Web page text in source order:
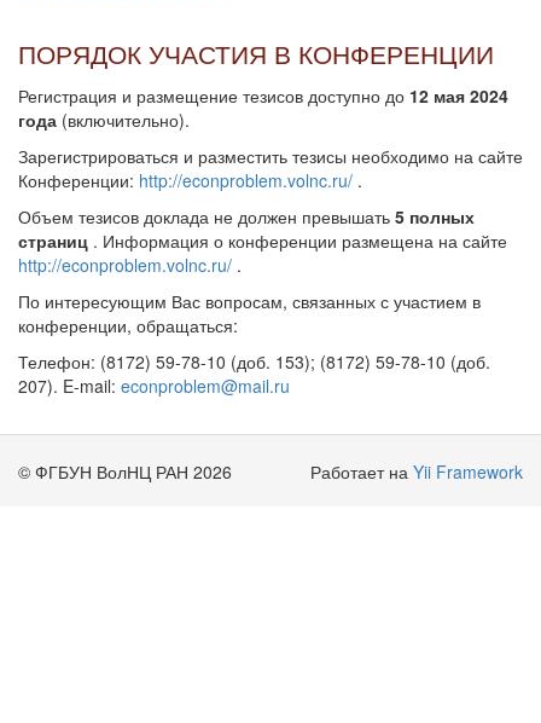
ПОРЯДОК УЧАСТИЯ В КОНФЕРЕНЦИИ
Регистрация и размещение тезисов доступно до 12 мая 2024
года (включительно).
Зарегистрироваться и разместить тезисы необходимо на сайте
Конференции: http://econproblem.volnc.ru/ .
Объем тезисов доклада не должен превышать 5 полных
страниц . Информация о конференции размещена на сайте
http://econproblem.volnc.ru/ .
По интересующим Вас вопросам, связанных с участием в
конференции, обращаться:
Телефон: (8172) 59-78-10 (доб. 153); (8172) 59-78-10 (доб.
207). E-mail: econproblem@mail.ru
© ФГБУН ВолНЦ РАН 2026 Работает на Yii Framework